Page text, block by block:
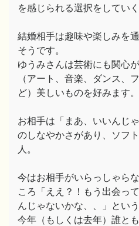
を感じられる選択をしてい
結婚相手は趣味や楽しみを
そうです。
ゆうみさんは芸術にも関心
（アート、音楽、ダンス、
ど）美しいものを好みます。
お相手は「まあ、いいんじ
のしなやかさがあり、ソフ
人。
今はお相手がいらっしゃら
ころ「ええ？！もう出会っ
んじゃないかな、、」とい
今年（もしくは去年）誰と